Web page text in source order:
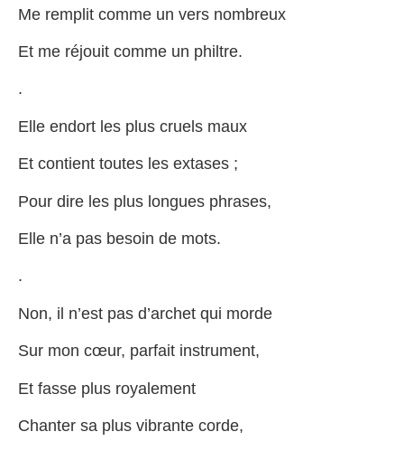
Me remplit comme un vers nombreux
Et me réjouit comme un philtre.
.
Elle endort les plus cruels maux
Et contient toutes les extases ;
Pour dire les plus longues phrases,
Elle n’a pas besoin de mots.
.
Non, il n’est pas d’archet qui morde
Sur mon cœur, parfait instrument,
Et fasse plus royalement
Chanter sa plus vibrante corde,